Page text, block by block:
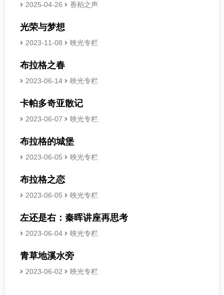
2025-04-26 香柏之声
光荣与梦想
2023-11-08 映光专栏
布拉格之春
2023-06-14 映光专栏
卡帕多奇亚散记
2023-06-07 映光专栏
布拉格的城堡
2023-06-05 映光专栏
布拉格之恋
2023-06-05 映光专栏
左还是右：秦晖讲座再思考
2023-06-04 映光专栏
青草地溪水旁
2023-06-02 映光专栏